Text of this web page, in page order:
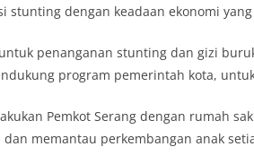
stunting dengan keadaan ekonomi
penanganan stunting dan gizi
program pemerintah kota,
Pemkot Serang dengan rumah
memantau perkembangan anak